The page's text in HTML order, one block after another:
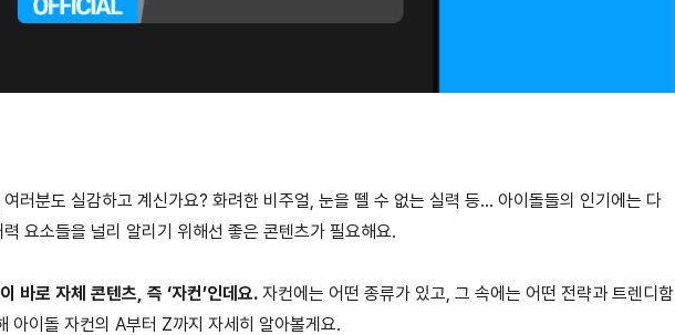
러분도 실감하고 계신가요? 화려한 비주얼, 눈을 뗄 수 없는 실력 등… 아이돌들의 인기에는 다
요소들을 널리 알리기 위해선 좋은 콘텐츠가 필요해요.
바로 자체 콘텐츠, 즉 ‘자컨’인데요. 자컨에는 어떤 종류가 있고, 그 속에는 어떤 전략과 트렌디함
아이돌 자컨의 A부터 Z까지 자세히 알아볼게요.